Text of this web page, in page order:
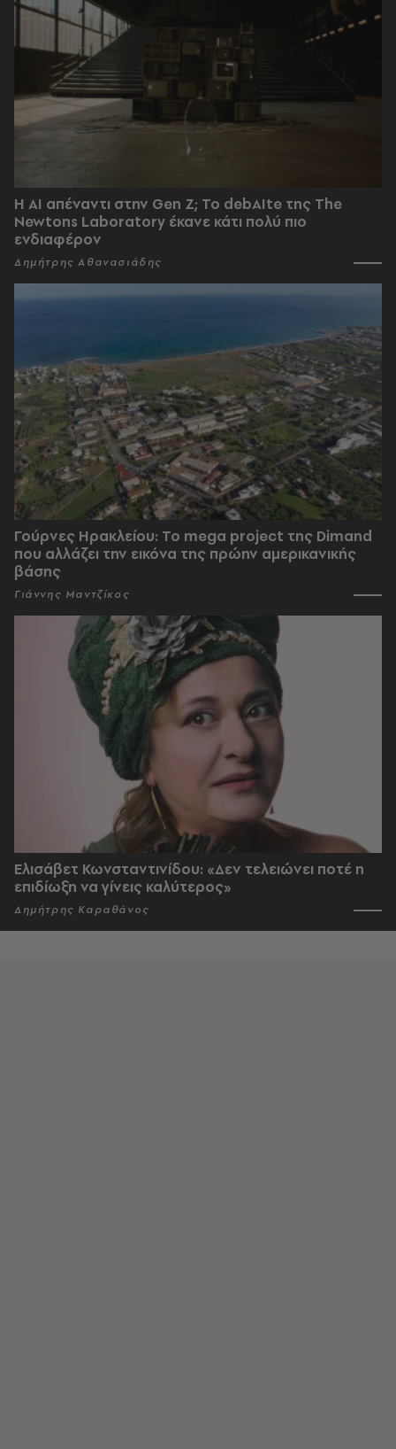
Η AI απέναντι στην Gen Z; Το debAIte της The
Newtons Laboratory έκανε κάτι πολύ πιο
ενδιαφέρον
Δημήτρης Αθανασιάδης
Γούρνες Ηρακλείου: To mega project της Dimand
που αλλάζει την εικόνα της πρώην αμερικανικής
βάσης
Γιάννης Μαντζίκος
Ελισάβετ Κωνσταντινίδου: «Δεν τελειώνει ποτέ η
επιδίωξη να γίνεις καλύτερος»
Δημήτρης Καραθάνος